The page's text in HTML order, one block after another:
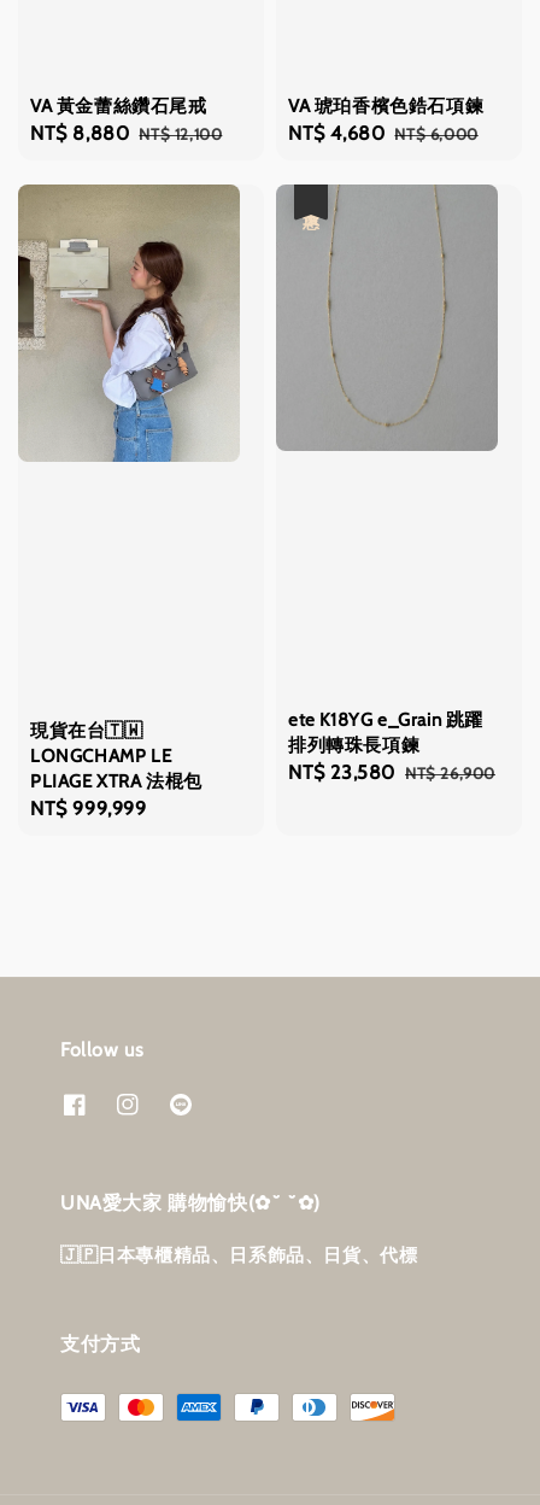
VA 黃金蕾絲鑽石尾戒
Sale
NT$ 8,880 Regular
NT$ 12,100
VA 琥珀香檳色鋯石項鍊
Sale
NT$ 4,680 Regular
NT$ 6,000
現貨在台🇹🇼
LONGCHAMP LE
PLIAGE XTRA 法棍包
Regular
NT$ 999,999
ete K18YG e_Grain 跳躍
排列轉珠長項鍊
Sale
NT$ 23,580 Regular
NT$ 26,900
Follow us
UNA愛大家 購物愉快‎(✿˘ ˘✿)
🇯🇵日本專櫃精品、日系飾品、日貨、代標
支付方式